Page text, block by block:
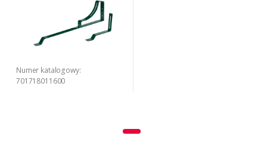
Numer katalogowy:
701718011600